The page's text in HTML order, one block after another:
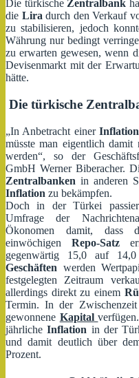
Die türkische Zentralbank
die Lira durch den Verkauf
zu stabilisieren, jedoch
Währung nur bedingt
zu erwarten gewesen, wenn
Devisenmarkt mit der
hätte.
Die türkische
„In Anbetracht einer
müsste man eigentlich damit
werden“, so der
GmbH Werner Biberacher.
Zentralbanken in anderen
Inflation zu bekämpfen.
Doch in der Türkei
Umfrage der
Ökonomen damit, dass
einwöchigenRepo-Satz
gegenwärtig 15,0 auf
Geschäften werden
festgelegten Zeitraum
allerdings direkt zu einem
Termin. In der
gewonnene Kapital
jährlicheInflation in der
und damit deutlich über
Prozent.